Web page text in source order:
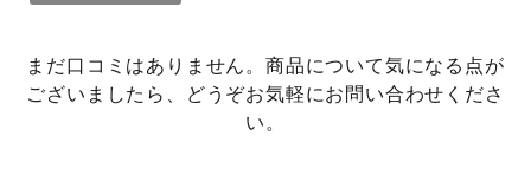
まだ口コミはありません。商品について気になる点が
ございましたら、どうぞお気軽にお問い合わせくださ
い。